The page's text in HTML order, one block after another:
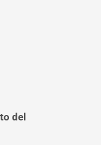
del